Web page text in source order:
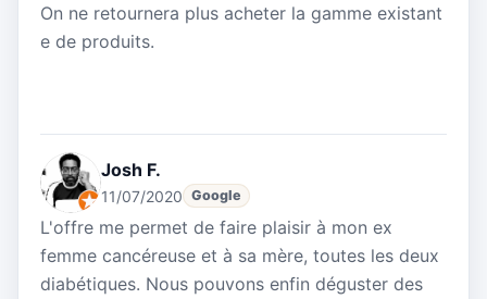
On ne retournera plus acheter la gamme existant
e de produits.
Josh F.
11/07/2020 Google
L'offre me permet de faire plaisir à mon ex
femme cancéreuse et à sa mère, toutes les deux
diabétiques. Nous pouvons enfin déguster des